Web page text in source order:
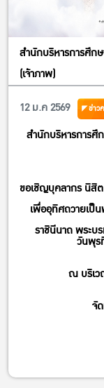
สำนักบริหารการศึ
(เจ้าภาพ)
12 ม.ค 2569
ข่าว
สำนักบริหารการ
ขอเชิญบุคลากร นิสิ
เพื่ออุทิศถวายเป็
ราชินีนาถ พระบ
วันพุร
ณ บริเว
จั